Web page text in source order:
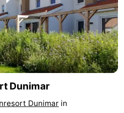
Dunimar
Dunimar in